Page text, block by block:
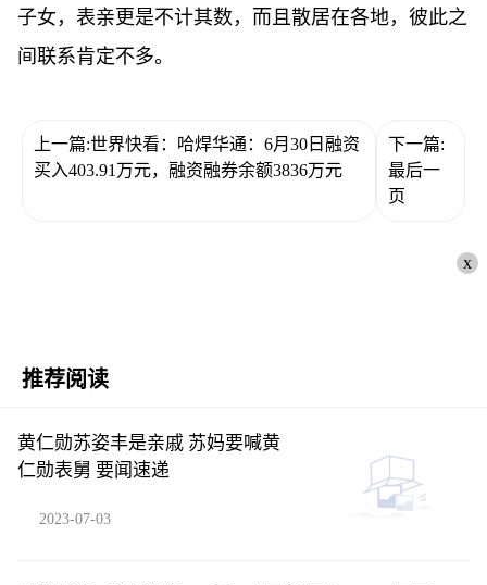
子女，表亲更是不计其数，而且散居在各地，彼此之
间联系肯定不多。
上一篇:世界快看：哈焊华通：6月30日融资
买入403.91万元，融资融券余额3836万元
下一篇:
最后一
页
x
推荐阅读
黄仁勋苏姿丰是亲戚 苏妈要喊黄
仁勋表舅 要闻速递
2023-07-03